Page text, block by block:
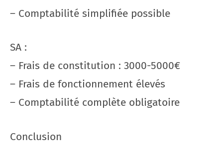
– Comptabilité simplifiée possible
SA :
– Frais de constitution : 3000-5000€
– Frais de fonctionnement élevés
– Comptabilité complète obligatoire
Conclusion